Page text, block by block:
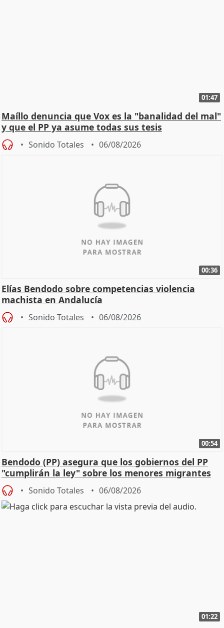
01:47
Maíllo denuncia que Vox es la "banalidad del mal"
y que el PP ya asume todas sus tesis
Sonido Totales 06/08/2026
00:36
Elías Bendodo sobre competencias violencia
machista en Andalucía
Sonido Totales 06/08/2026
00:54
Bendodo (PP) asegura que los gobiernos del PP
"cumplirán la ley" sobre los menores migrantes
Sonido Totales 06/08/2026
01:22